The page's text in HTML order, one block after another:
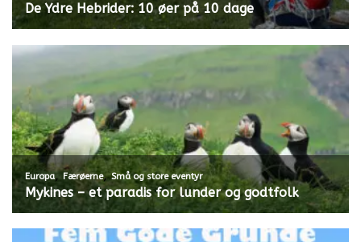
De Ydre Hebrider: 10 øer på 10 dage
Europa,Færøerne,Små og store eventyr
Mykines – et paradis for lunder og godtfolk